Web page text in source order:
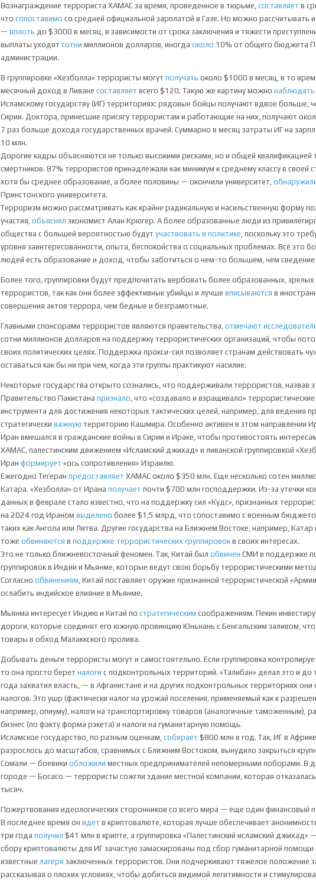
Вознаграждение террориста ХАМАС за время, проведенное в тюрьме,составляет в
чтосопоставимо со средней официальной зарплатой в Газе. Но можно рассчитывать
—вплоть до $3000 в месяц, в зависимости от срока заключения и тяжести
выплаты уходятсотни миллионов долларов, иногдаоколо 10% от общего бюджета
администрации.
В группировке «Хезболла» террористы могутполучать около $1000 в месяц, в то
месячный доход в Ливанесоставляет всего $120. Такую же картину можнонаблюдать
Исламскому государству (ИГ) территориях: рядовые бойцы получают вдвое больше,
Сирии. Доктора, принесшие присягу террористам и работающие на них, получают
7 раз больше дохода государственных врачей. Суммарно в месяц затраты ИГ на
10 млн.
Дорогие кадры объясняются не только высокими рисками, но и общей квалификацией
смертников. 87% террористов принадлежали как минимум к среднему классу в своей
хотя бы среднее образование, а более половины — окончили университет,
Принстонского университета.
Терроризм можно рассматривать как крайне радикальную и насильственную форму
участия,объяснял экономист Алан Крюгер. А более образованные люди из
общества с большей вероятностью будутучаствовать в политике, поскольку это
уровня заинтересованности, опыта, беспокойства о социальных проблемах. Всё это
людей есть образование и доход, чтобы заботиться о чем-то большем, чем сведение
Более того, группировки будут предпочитать вербовать более образованных,
террористов, так как они более эффективные убийцы и лучшевписываются в
совершения актов террора, чем бедные и безграмотные.
Главными спонсорами террористов являются правительства,отмечают
сотни миллионов долларов на поддержку террористических организаций, чтобы
своих политических целях. Поддержка прокси-сил позволяет странам действовать
оставаться как бы ни при чем, когда эти группы практикуют насилие.
Некоторые государства открыто сознались, что поддерживали террористов, назвав
Правительство Пакистанапризнало, что «создавало и взращивало» террористические
инструмента для достижения некоторых тактических целей, например, для ведения
стратегическиважную территорию Кашмира. Особенно активен в этом направлении
Иран вмешался в гражданские войны в Сирии и Ираке, чтобы противостоять
ХАМАС, палестинским движением «Исламский джихад» и ливанской группировкой
Иранформирует «ось сопротивления» Израилю.
Ежегодно Тегеранпредоставляет ХАМАС около $350 млн. Еще несколько сотен
Катара. «Хезболла» от Иранаполучает почти $700 млн господдержки. Из-за утечки
данных в феврале стало известно, что на поддержку сил «Кудс», признанных
на 2024 год Ираномвыделено более $1,5 млрд, что сопоставимо с военным
таких как Ангола или Литва. Другие государства на Ближнем Востоке, например, Катар
тожеобвиняются вподдержке террористических группировокв своих интересах.
Это не только ближневосточный феномен. Так, Китай былобвинен СМИ в поддержке
группировок в Индии и Мьянме, которые ведут свою борьбу террористическими
Согласнообвинениям, Китай поставляет оружие признанной террористической
ослабить индийское влияние в Мьянме.
Мьянма интересует Индию и Китай постратегическим соображениям. Пекин
дороги, которые соединят его южную провинцию Юньнань с Бенгальским заливом, что
товары в обход Малаккского пролива.
Добывать деньги террористы могут и самостоятельно. Если группировка
то она просто беретналоги с подконтрольных территорий. «Талибан» делал это и до
года захватил власть, — в Афганистане и на других подконтрольных территориях
налогов. Это ушр (фактически налог на урожай поселения, применяемый как к
например, опиуму), налоги на транспортировку товаров (аналогичные таможенным),
бизнес (по факту форма рэкета) и налоги на гуманитарную помощь.
Исламское государство, по разным оценкам,собирает $800 млн в год. Так, ИГ в
разрослось до масштабов, сравнимых с Ближним Востоком, вынудило закрыться
Сомали — боевикиобложили местных предпринимателей непомерными поборами. В
городе — Босасо — террористы сожгли здание местной компании, которая
тысяч.
Пожертвования идеологических сторонников со всего мира — еще один финансовый
В последнее время онидет в криптовалюте, которая лучше обеспечивает
три годаполучил $41 млн в крипте, а группировка «Палестинский исламский джихад»
сбору криптовалюты для ИГ зачастую замаскированы под сбор гуманитарной помощи
известныелагеря заключенных террористов. Они подчеркивают тяжелое положение
рассказывая о плохих условиях, чтобы добиться видимой легитимности и